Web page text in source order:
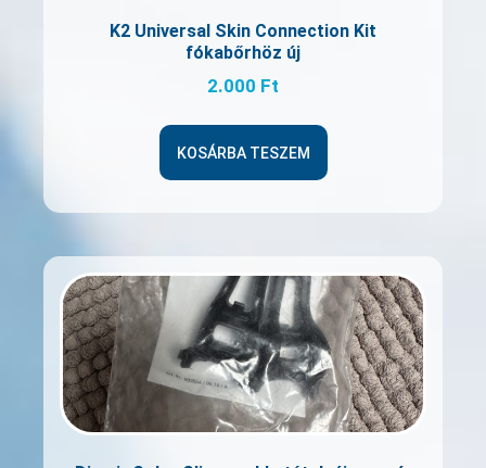
K2 Universal Skin Connection Kit
fókabőrhöz új
2.000 Ft
KOSÁRBA TESZEM